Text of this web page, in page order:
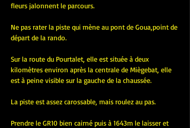
fleurs jalonnent le parcours.
Ne pas rater la piste qui mène au pont de Goua,point de
départ de la rando.
Sur la route du Pourtalet, elle est située à deux
kilomètres environ après la centrale de Miègebat, elle
est à peine visible sur la gauche de la chaussée.
La piste est assez carossable, mais roulez au pas.
Prendre le GR10 bien cairné puis à 1643m le laisser et